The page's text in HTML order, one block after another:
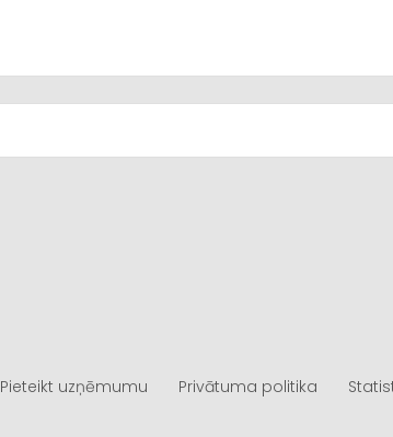
Pieteikt uzņēmumu Privātuma politika